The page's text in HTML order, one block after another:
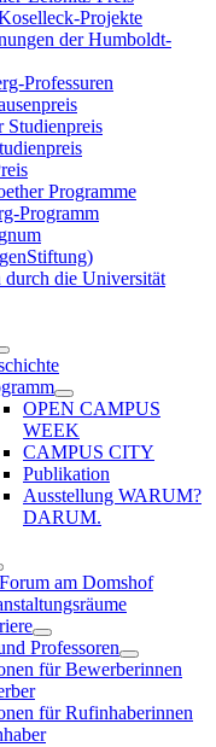
Projekte
der Humboldt-
Professuren
Studienpreis
Programme
Programm
durch die Universität
OPEN CAMPUS
WEEK
CAMPUS CITY
Publikation
Ausstellung WARUM?
DARUM.
am Domshof
Professoren
für Bewerberinnen
für Rufinhaberinnen